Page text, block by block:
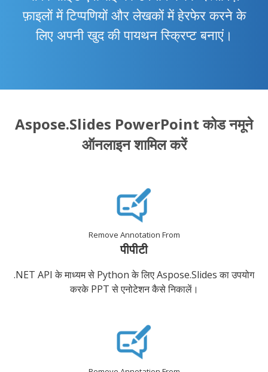
फ़ाइलों में टिप्पणियों और लेखकों में हेरफेर करने के
लिए अपनी खुद की पायथन स्क्रिप्ट बनाएं।
Aspose.Slides PowerPoint कोड नमूने
ऑनलाइन शामिल करें
Remove Annotation From
पीपीटी
.NET API के माध्यम से Python के लिए Aspose.Slides का उपयोग
करके PPT से एनोटेशन कैसे निकालें।